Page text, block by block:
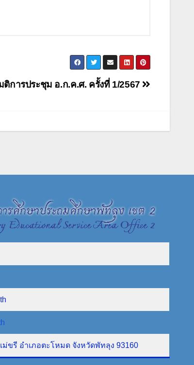
ติการประชุม อ.ก.ค.ศ. ครั้งที่ 1/2567
ขรี อำเภอตะโหมด จังหวัดพัทลุง 93160